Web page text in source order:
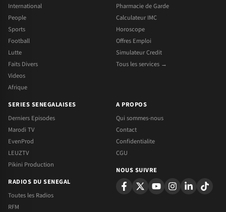
International
People
Sports
Football
Lutte
Faits Divers
Videos
Afrique
Pharmacie de Garde
Calculateur IMC
Horoscope
Offres Emploi
Simulateur Credit
Tous les services →
SERIES SENEGALAISES
Derniers Episodes
Marodi TV
EvenProd
LEUZTV
Pikini Production
RADIOS DU SENEGAL
Toutes les Radios
RFM
A PROPOS
Qui sommes-nous
Contact
Confidentialite
CGU
NOUS SUIVRE